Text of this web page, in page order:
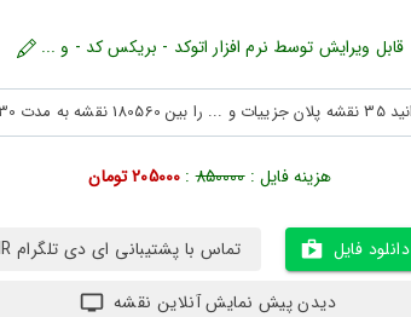
قابل ویرایش توسط نرم افزار اتوکد - بریکس کد - و ...
دانلود کنید
هزینه فایل :850000
: 205000 تومان
فایل
تماس با پشتیبانی ای دی تلگرام E2PROIR@
دیدن پیش نمایش آنلاین نقشه